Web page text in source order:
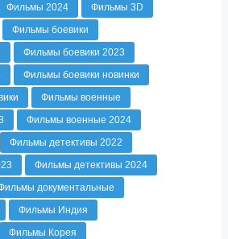
Фильмы 2024
Фильмы 3D
Фильмы боевики
Фильмы боевики 2023
Фильмы боевики новинки
Фильмы военные
Фильмы военные 2024
Фильмы детективы 2022
Фильмы детективы 2024
документальные
Фильмы Индия
Фильмы Корея